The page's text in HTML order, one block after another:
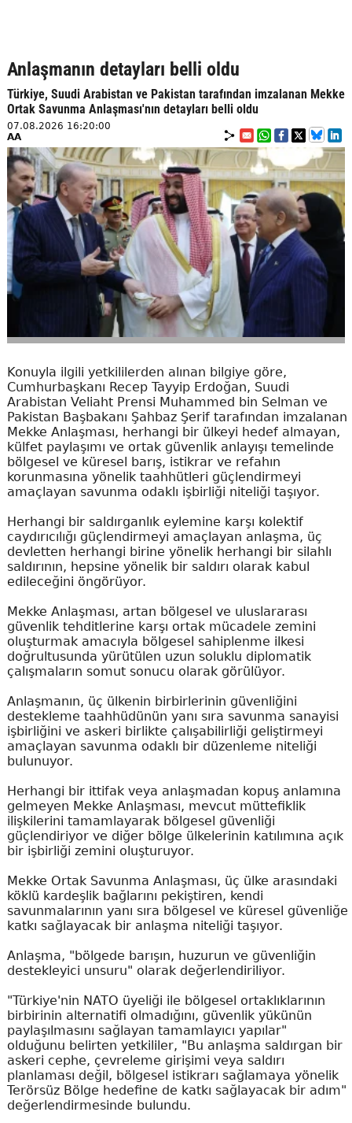
Anlaşmanın detayları belli oldu
Türkiye, Suudi Arabistan ve Pakistan tarafından imzalanan Mekke
Ortak Savunma Anlaşması'nın detayları belli oldu
07.08.2026 16:20:00
AA
Konuyla ilgili yetkililerden alınan bilgiye göre,
Cumhurbaşkanı Recep Tayyip Erdoğan, Suudi
Arabistan Veliaht Prensi Muhammed bin Selman ve
Pakistan Başbakanı Şahbaz Şerif tarafından imzalanan
Mekke Anlaşması, herhangi bir ülkeyi hedef almayan,
külfet paylaşımı ve ortak güvenlik anlayışı temelinde
bölgesel ve küresel barış, istikrar ve refahın
korunmasına yönelik taahhütleri güçlendirmeyi
amaçlayan savunma odaklı işbirliği niteliği taşıyor.
Herhangi bir saldırganlık eylemine karşı kolektif
caydırıcılığı güçlendirmeyi amaçlayan anlaşma, üç
devletten herhangi birine yönelik herhangi bir silahlı
saldırının, hepsine yönelik bir saldırı olarak kabul
edileceğini öngörüyor.
Mekke Anlaşması, artan bölgesel ve uluslararası
güvenlik tehditlerine karşı ortak mücadele zemini
oluşturmak amacıyla bölgesel sahiplenme ilkesi
doğrultusunda yürütülen uzun soluklu diplomatik
çalışmaların somut sonucu olarak görülüyor.
Anlaşmanın, üç ülkenin birbirlerinin güvenliğini
destekleme taahhüdünün yanı sıra savunma sanayisi
işbirliğini ve askeri birlikte çalışabilirliği geliştirmeyi
amaçlayan savunma odaklı bir düzenleme niteliği
bulunuyor.
Herhangi bir ittifak veya anlaşmadan kopuş anlamına
gelmeyen Mekke Anlaşması, mevcut müttefiklik
ilişkilerini tamamlayarak bölgesel güvenliği
güçlendiriyor ve diğer bölge ülkelerinin katılımına açık
bir işbirliği zemini oluşturuyor.
Mekke Ortak Savunma Anlaşması, üç ülke arasındaki
köklü kardeşlik bağlarını pekiştiren, kendi
savunmalarının yanı sıra bölgesel ve küresel güvenliğe
katkı sağlayacak bir anlaşma niteliği taşıyor.
Anlaşma, "bölgede barışın, huzurun ve güvenliğin
destekleyici unsuru" olarak değerlendiriliyor.
"Türkiye'nin NATO üyeliği ile bölgesel ortaklıklarının
birbirinin alternatifi olmadığını, güvenlik yükünün
paylaşılmasını sağlayan tamamlayıcı yapılar"
olduğunu belirten yetkililer, "Bu anlaşma saldırgan bir
askeri cephe, çevreleme girişimi veya saldırı
planlaması değil, bölgesel istikrarı sağlamaya yönelik
Terörsüz Bölge hedefine de katkı sağlayacak bir adım"
değerlendirmesinde bulundu.